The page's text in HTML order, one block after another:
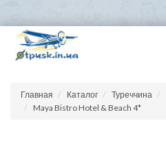
Главная Каталог Туреччина
Maya Bistro Hotel & Beach 4*